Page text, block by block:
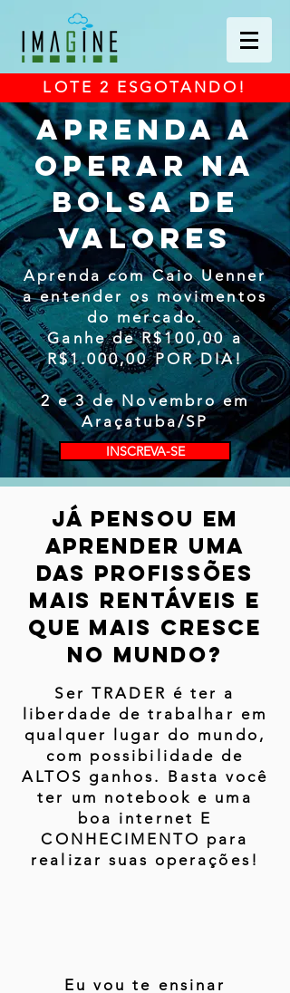
LOTE 2 ESGOTANDO!
aprenda a
operar na
bolsa de
valores
Aprenda com Caio Uenner
a entender os movimentos
do mercado.
Ganhe de R$100,00 a
R$1.000,00 POR DIA!
2 e 3 de Novembro em
Araçatuba/SP
INSCREVA-SE
JÁ PENSOU EM
APRENDER UMA
DAS PROFISSÕES
MAIS RENTÁVEIS E
QUE MAIS CRESCE
NO MUNDO?
Ser TRADER é ter a
liberdade de trabalhar em
qualquer lugar do mundo,
com possibilidade de
ALTOS ganhos. Basta você
ter um notebook e uma
boa internet E
CONHECIMENTO para
realizar suas operações!
Eu vou te ensinar